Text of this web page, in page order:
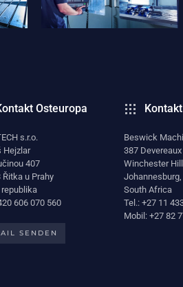
Osteuropa
s.r.o.
Hejzlar
407
Řitka u Prahy
606 070 560
SENDEN
Beswick
387
Winchester
Johannesburg,
South Africa
Tel.: +27 11
Mobil: +27 82